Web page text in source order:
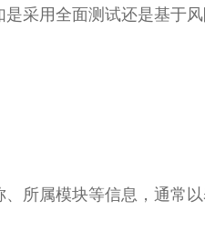
采用全面测试还是基于
所属模块等信息，通常